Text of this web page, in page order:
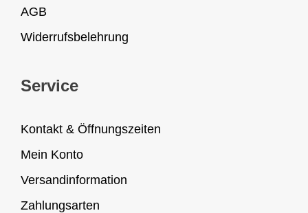
AGB
Widerrufsbelehrung
Service
Kontakt & Öffnungszeiten
Mein Konto
Versandinformation
Zahlungsarten